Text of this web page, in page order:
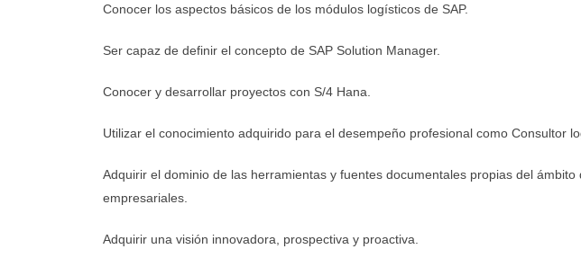
Conocer los aspectos básicos de los módulos logísticos de SAP.
Ser capaz de definir el concepto de SAP Solution Manager.
Conocer y desarrollar proyectos con S/4 Hana.
Utilizar el conocimiento adquirido para el desempeño profesional como Consultor
Adquirir el dominio de las herramientas y fuentes documentales propias del
empresariales.
Adquirir una visión innovadora, prospectiva y proactiva.